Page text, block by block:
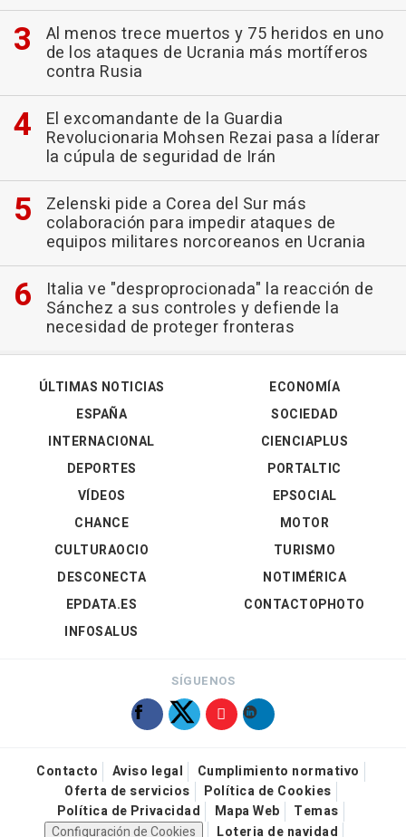
Al menos trece muertos y 75 heridos en uno
de los ataques de Ucrania más mortíferos
contra Rusia
El excomandante de la Guardia
Revolucionaria Mohsen Rezai pasa a líderar
la cúpula de seguridad de Irán
Zelenski pide a Corea del Sur más
colaboración para impedir ataques de
equipos militares norcoreanos en Ucrania
Italia ve "desproprocionada" la reacción de
Sánchez a sus controles y defiende la
necesidad de proteger fronteras
ÚLTIMAS NOTICIAS
ESPAÑA
INTERNACIONAL
DEPORTES
VÍDEOS
ECONOMÍA
SOCIEDAD
CIENCIAPLUS
PORTALTIC
EPSOCIAL
CHANCE
CULTURAOCIO
DESCONECTA
EPDATA.ES
INFOSALUS
MOTOR
TURISMO
NOTIMÉRICA
CONTACTOPHOTO
SÍGUENOS
Contacto Aviso legal
Cumplimiento normativo
Oferta de servicios
Política de Cookies
Política de Privacidad
Mapa Web
Temas
Configuración de Cookies
Loteria de navidad